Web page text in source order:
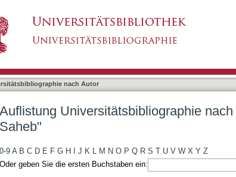
nach Autor
Auflistung Universitätsbibliographie
Saheb"
0-9 A B C D E F G H J K L M N O P Q R S T U V W X Y Z
Oder geben Sie die ersten Buchstaben ein: